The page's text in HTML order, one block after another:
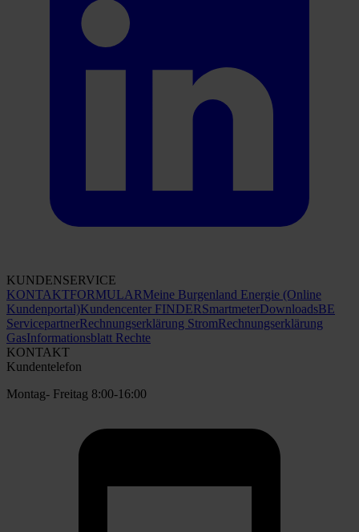
KUNDENSERVICE
KONTAKTFORMULARMeine Burgenland Energie (Online
Kundenportal)Kundencenter FINDERSmartmeterDownloadsBE
ServicepartnerRechnungserklärung StromRechnungserklärung
GasInformationsblatt Rechte
KONTAKT
Kundentelefon
Montag- Freitag 8:00-16:00